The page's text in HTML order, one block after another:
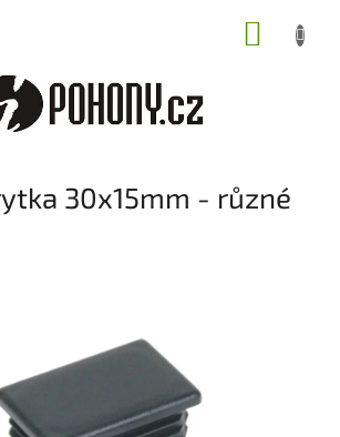
30x15mm - různé